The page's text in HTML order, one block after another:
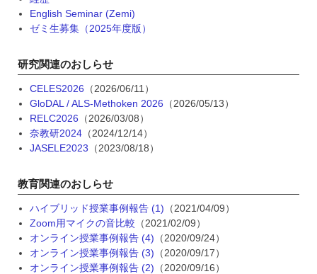
English Seminar (Zemi)
ゼミ生募集（2025年度版）
研究関連のおしらせ
CELES2026 （2026/06/11）
GloDAL / ALS-Methoken 2026 （2026/05/13）
RELC2026 （2026/03/08）
奈教研2024（2024/12/14）
JASELE2023 （2023/08/18）
教育関連のおしらせ
ハイブリッド授業事例報告 (1) （2021/04/09）
Zoom用マイクの音比較 （2021/02/09）
オンライン授業事例報告 (4) （2020/09/24）
オンライン授業事例報告 (3) （2020/09/17）
オンライン授業事例報告 (2) （2020/09/16）